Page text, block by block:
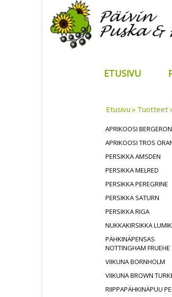
ETUSIVU
Etusivu Tuotteet
APRIKOOSI BERGERON
APRIKOOSI TROS
PERSIKKA AMSDEN
PERSIKKA MELRED
PERSIKKA PEREGRINE
PERSIKKA SATURN
PERSIKKA RIGA
NUKKAKIRSIKKA
PÄHKINÄPENSAS
NOTTINGHAM FRUEHE
VIIKUNA BORNHOLM
VIIKUNA BROWN
RIIPPAPÄHKINÄPUU